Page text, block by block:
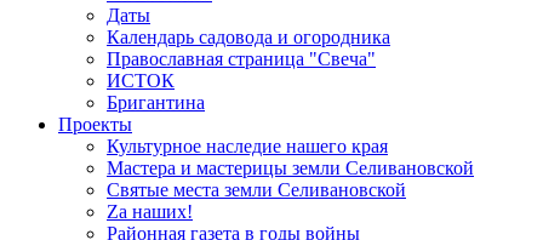
Даты
Календарь садовода и огородника
Православная страница "Свеча"
ИСТОК
Бригантина
Проекты
Культурное наследие нашего края
Мастера и мастерицы земли Селивановской
Святые места земли Селивановской
Zа наших!
Районная газета в годы войны